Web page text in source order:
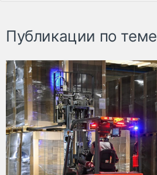
Публикации по теме